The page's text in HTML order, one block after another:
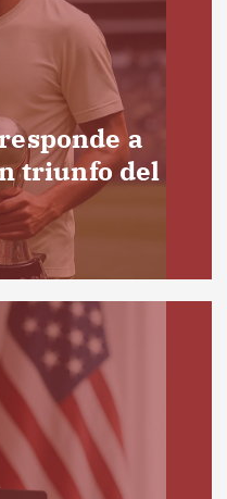
a
triunfo del